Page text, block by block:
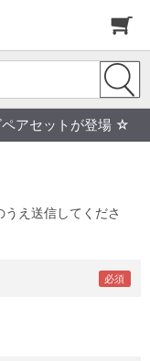
アセットが登場 ☆
え送信してくださ